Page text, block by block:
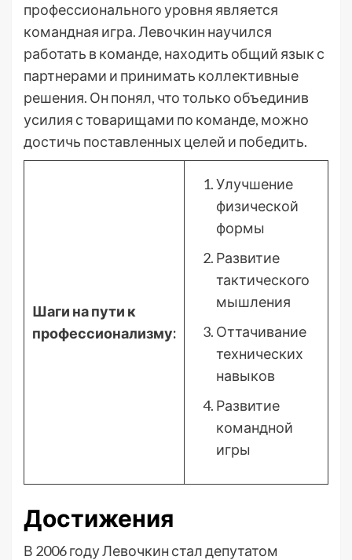
профессионального уровня является
командная игра. Левочкин научился
работать в команде, находить общий язык с
партнерами и принимать коллективные
решения. Он понял, что только объединив
усилия с товарищами по команде, можно
достичь поставленных целей и победить.
Шаги на пути к
профессионализму:
Улучшение
физической
формы
Развитие
тактического
мышления
Оттачивание
технических
навыков
Развитие
командной
игры
Достижения
В 2006 году Левочкин стал депутатом